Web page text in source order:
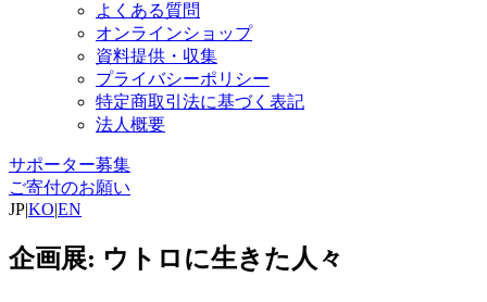
よくある質問
オンラインショップ
資料提供・収集
プライバシーポリシー
特定商取引法に基づく表記
法人概要
サポーター募集
ご寄付のお願い
JP|KO|EN
企画展: ウトロに生きた人々